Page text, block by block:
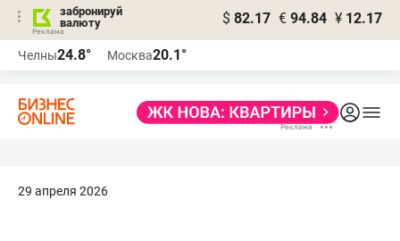
забронируй
валюту
$ 82.17 € 94.84 ¥ 12.17
Челны24.8° Москва20.1°
29 апреля 2026